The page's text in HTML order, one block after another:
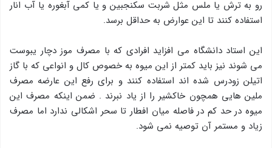
رو به ترش يا ملس مثل شربت سكنجبين و يا كمی آبغوره يا آب انار
استفاده كنند تا این عوارض به حداقل برسد.
این استاد دانشگاه می افزاید افرادی كه با مصرف موز دچار يبوست
می شوند نیز بايد کمتر از این میوه به خصوص کال و انواعی که با گاز
اتیلن زودرس شده اند استفاده کنند و برای رفع این عارضه مصرف
ملين هایی همچون خاكشير را از یاد نبرند . ضمن اینکه مصرف این
میوه در حد کم در فاصله میان افطار تا سحر اشکالی ندارد اما مصرف
زیاد و مستمر آن توصیه نمی شود.